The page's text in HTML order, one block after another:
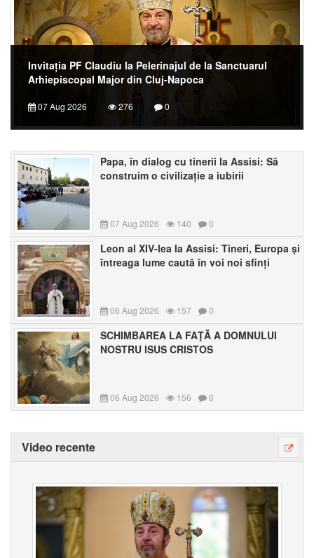
Invitația PF Claudiu la Pelerinajul de la Sanctuarul
Arhiepiscopal Major din Cluj-Napoca
07 Aug 2026 276 0
Papa, în dialog cu tinerii la Assisi: Să
construim o civilizație a iubirii
07 Aug 2026 140 0
Leon al XIV-lea la Assisi: Tineri, Europa și
întreaga lume caută în voi noi sfinți
06 Aug 2026 157 0
SCHIMBAREA LA FAŢĂ A DOMNULUI
NOSTRU ISUS CRISTOS
06 Aug 2026 156 0
Video recente